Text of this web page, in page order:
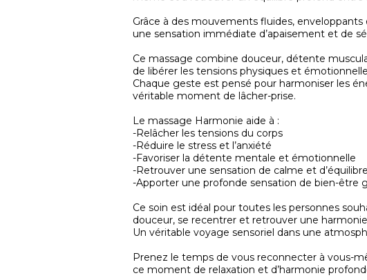
Grâce à des mouvements fluides, enveloppants
une sensation immédiate d’apaisement et de
Ce massage combine douceur, détente
de libérer les tensions physiques et
Chaque geste est pensé pour harmoniser les
véritable moment de lâcher-prise.
Le massage Harmonie aide à :
-Relâcher les tensions du corps
-Réduire le stress et l’anxiété
-Favoriser la détente mentale et émotionnelle
-Retrouver une sensation de calme et d’équilibre
-Apporter une profonde sensation de bien-être
Ce soin est idéal pour toutes les personnes
douceur, se recentrer et retrouver une
Un véritable voyage sensoriel dans une
Prenez le temps de vous reconnecter à vous-
ce moment de relaxation et d’harmonie